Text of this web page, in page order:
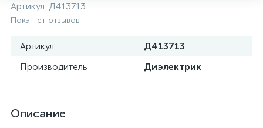
Артикул: Д413713
Пока нет отзывов
Артикул
Д413713
Производитель
Диэлектрик
Описание